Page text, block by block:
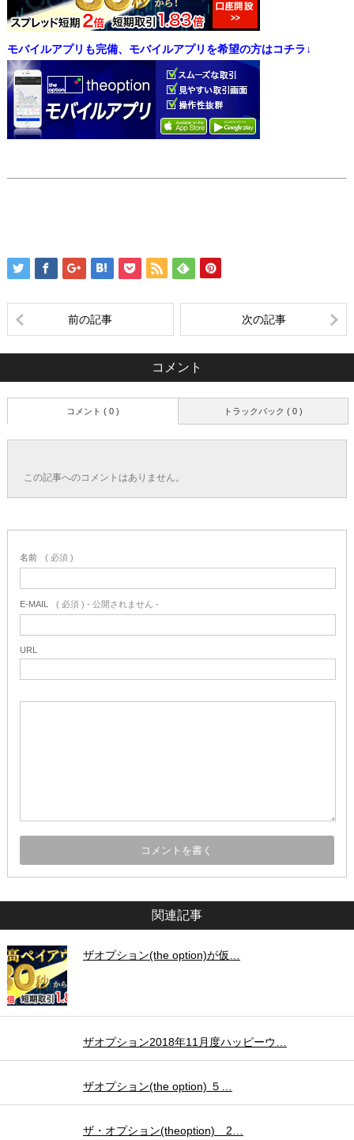
モバイルアプリも完備、モバイルアプリを希望の方はコチラ↓
前の記事 次の記事
コメント
トラックバック ( 0 )
コメント ( 0 )
この記事へのコメントはありません。
名前 ( 必須 )
E-MAIL ( 必須 ) - 公開されません -
URL
関連記事
ザオプション(the option)が仮…
ザオプション2018年11月度ハッピーウ…
ザオプション(the option) ５…
ザ・オプション(theoption) 2…